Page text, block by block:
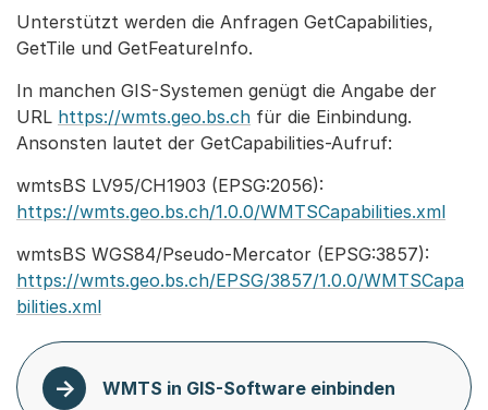
Unterstützt werden die Anfragen GetCapabilities,
GetTile und GetFeatureInfo.
In manchen GIS-Systemen genügt die Angabe der
URL https://wmts.geo.bs.ch für die Einbindung.
Ansonsten lautet der GetCapabilities-Aufruf:
wmtsBS LV95/CH1903 (EPSG:2056):
https://wmts.geo.bs.ch/1.0.0/WMTSCapabilities.xml
wmtsBS WGS84/Pseudo-Mercator (EPSG:3857):
https://wmts.geo.bs.ch/EPSG/3857/1.0.0/WMTSCapa
bilities.xml
WMTS in GIS-Software einbinden